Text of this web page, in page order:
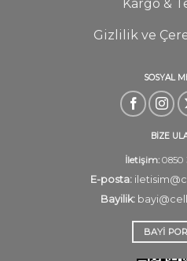
Kargo &
Gizlilik ve
SOSYAL
BİZE
İletişim: 0850
E-posta:
Bayilik:
BAYI